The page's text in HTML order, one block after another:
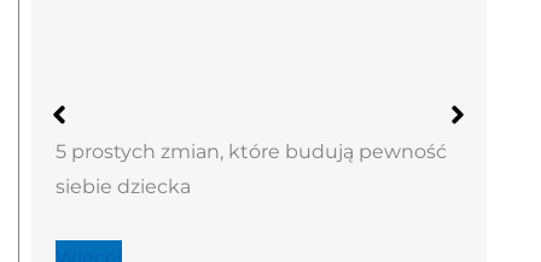
5 prostych zmian, które budują pewność
siebie dziecka